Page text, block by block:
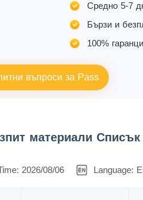
Средно 5-7
Бързи и
100%
въпроси за Pass
материали Списък
2026/08/06 Language: